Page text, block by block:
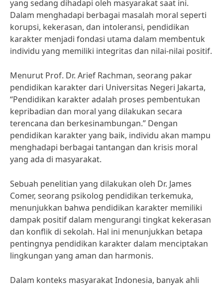
yang sedang dihadapi oleh masyarakat saat ini.
Dalam menghadapi berbagai masalah moral seperti
korupsi, kekerasan, dan intoleransi, pendidikan
karakter menjadi fondasi utama dalam membentuk
individu yang memiliki integritas dan nilai-nilai positif.
Menurut Prof. Dr. Arief Rachman, seorang pakar
pendidikan karakter dari Universitas Negeri Jakarta,
“Pendidikan karakter adalah proses pembentukan
kepribadian dan moral yang dilakukan secara
terencana dan berkesinambungan.” Dengan
pendidikan karakter yang baik, individu akan mampu
menghadapi berbagai tantangan dan krisis moral
yang ada di masyarakat.
Sebuah penelitian yang dilakukan oleh Dr. James
Comer, seorang psikolog pendidikan terkemuka,
menunjukkan bahwa pendidikan karakter memiliki
dampak positif dalam mengurangi tingkat kekerasan
dan konflik di sekolah. Hal ini menunjukkan betapa
pentingnya pendidikan karakter dalam menciptakan
lingkungan yang aman dan harmonis.
Dalam konteks masyarakat Indonesia, banyak ahli